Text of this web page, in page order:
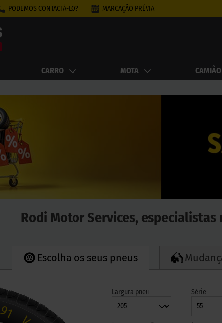
PODEMOS CONTACTÁ-LO? MARCAÇÃO PRÉVIA
CARRO MOTA CAMIÃO
Rodi Motor Services, especialistas
Escolha os seus pneus
Largura pneu Série
91